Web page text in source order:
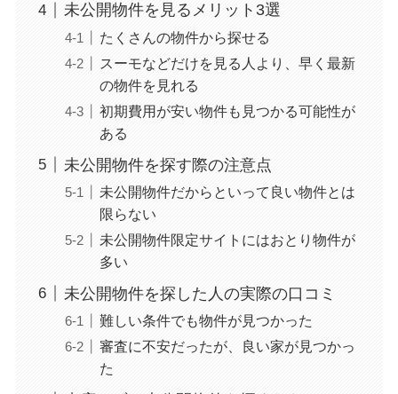
未公開物件を見るメリット3選
たくさんの物件から探せる
スーモなどだけを見る人より、早く最新
の物件を見れる
初期費用が安い物件も見つかる可能性が
ある
未公開物件を探す際の注意点
未公開物件だからといって良い物件とは
限らない
未公開物件限定サイトにはおとり物件が
多い
未公開物件を探した人の実際の口コミ
難しい条件でも物件が見つかった
審査に不安だったが、良い家が見つかっ
た